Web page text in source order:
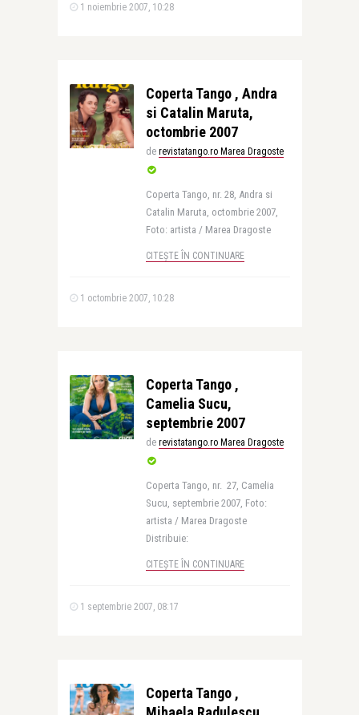
1 noiembrie 2007, 10:28
Coperta Tango , Andra
si Catalin Maruta,
octombrie 2007
de revistatango.ro Marea Dragoste
Coperta Tango, nr. 28, Andra si
Catalin Maruta, octombrie 2007,
Foto: artista / Marea Dragoste
CITEȘTE ÎN CONTINUARE
1 octombrie 2007, 10:28
Coperta Tango ,
Camelia Sucu,
septembrie 2007
de revistatango.ro Marea Dragoste
Coperta Tango, nr. 27, Camelia
Sucu, septembrie 2007, Foto:
artista / Marea Dragoste
Distribuie:
CITEȘTE ÎN CONTINUARE
1 septembrie 2007, 08:17
Coperta Tango ,